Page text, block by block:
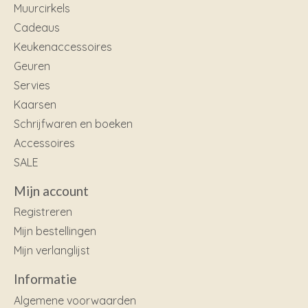
Muurcirkels
Cadeaus
Keukenaccessoires
Geuren
Servies
Kaarsen
Schrijfwaren en boeken
Accessoires
SALE
Mijn account
Registreren
Mijn bestellingen
Mijn verlanglijst
Informatie
Algemene voorwaarden